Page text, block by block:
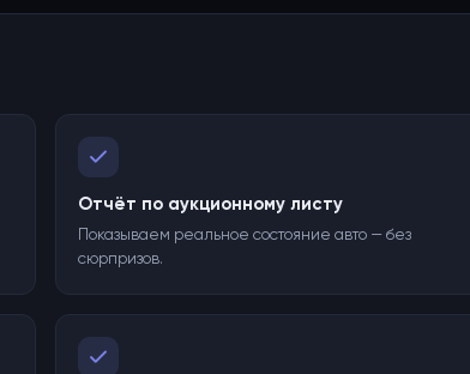
Отчёт по аукционному листу
Показываем реальное состояние авто — без
сюрпризов.